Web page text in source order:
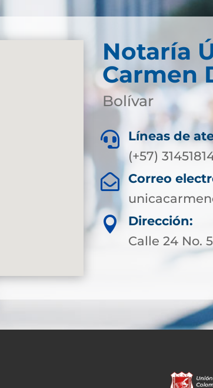
Notaría
Carmen
Bolívar

Líneas de
(+57)

Correo

Dirección:
Calle 24 No.